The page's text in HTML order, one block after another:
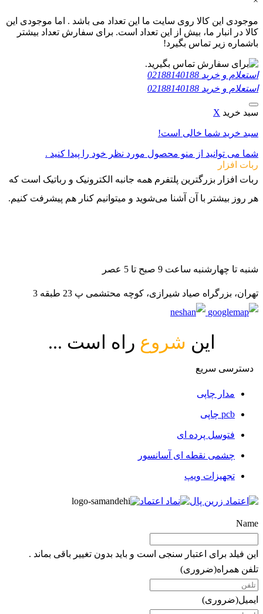
موجودی این کالا روی سایت ما این تعداد می باشد . اما موجودی این
کالا در انبار ما، بیش از این تعداد است. برای سفارش تعداد بیشتر
باشماره زیر تماس بگیرد!
استعلام و خرید 02188140188
استعلام و خرید 02188140188
سبد خرید X
سبد خرید شما خالی است!
شما می توانید از منو محصول مورد نظر خود را پیدا کنید .
ربات افزار
ربات افزار بزرگترین پلتفرم همه جانبه الکترونیک و رباتیک است که
هر روز بیشتر با آن آشنا می‌شوید و میتوانیم کنار هم پیشرفت کنیم.
شنبه تا چهارشنبه ساعت 9 صبح تا 5 عصر
تهران، بزرگراه صیاد شیرازی، کوچه محتشمی پ 23 طبقه 3
این شروع راه است ...
دسترسی سریع
مدار چاپی
pcb چاپی
فتوسل پرده ای
چشمی نقطه ای آسانسور
تجهیزات ویپ
Name
این فیلد برای اعتبار سنجی است و باید بدون تغییر باقی بماند .
تلفن همراه(ضروری)
ایمیل(ضروری)